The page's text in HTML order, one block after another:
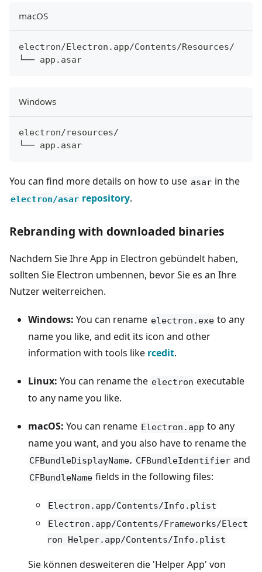
macOS
electron/Electron.app/Contents/Resources/
└── app.asar
Windows
electron/resources/
└── app.asar
You can find more details on how to use asar in the
electron/asar repository.
Rebranding with downloaded binaries
Nachdem Sie Ihre App in Electron gebündelt haben,
sollten Sie Electron umbennen, bevor Sie es an Ihre
Nutzer weiterreichen.
Windows: You can rename electron.exe to any
name you like, and edit its icon and other
information with tools like rcedit.
Linux: You can rename the electron executable
to any name you like.
macOS: You can rename Electron.app to any
name you want, and you also have to rename the
CFBundleDisplayName, CFBundleIdentifier and
CFBundleName fields in the following files:
Electron.app/Contents/Info.plist
Electron.app/Contents/Frameworks/Elect
ron Helper.app/Contents/Info.plist
Sie können desweiteren die 'Helper App' von